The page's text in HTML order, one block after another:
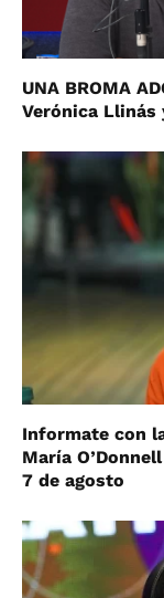
UNA BROMA
Verónica Llinás
Informate con
María
7 de agosto